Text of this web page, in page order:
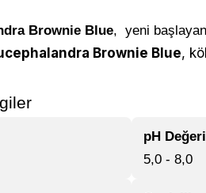
Brownie Blue, yeni
Brownie Blue,
pH
5,0 - 8,0